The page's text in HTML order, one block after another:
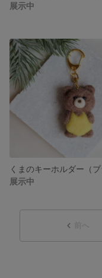
展示中
展示中
前へ